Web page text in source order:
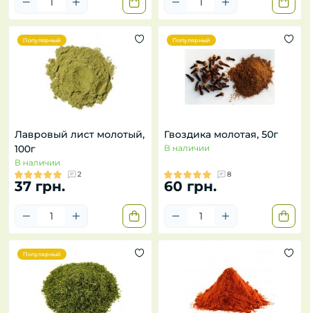
Популярный
Лавровый лист молотый,
100г
В наличии
2
37 грн.
Популярный
Гвоздика молотая, 50г
В наличии
8
60 грн.
Популярный